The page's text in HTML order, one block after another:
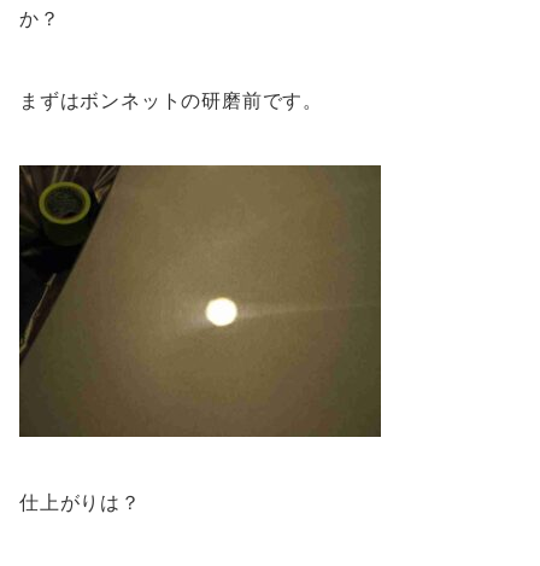
か？
まずはボンネットの研磨前です。
仕上がりは？